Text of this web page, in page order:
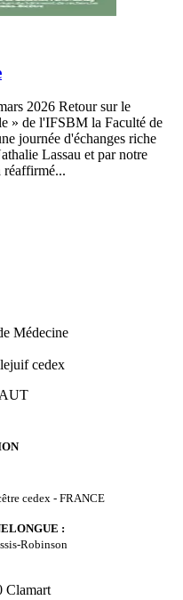
2026 Retour sur le
» de l'IFSBM la Faculté de
journée d'échanges riche
Lassau et par notre
réaffirmé...
Médecine
cedex
cedex ‑ FRANCE
:
Robinson
Clamart